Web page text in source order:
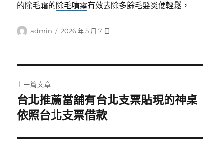
的除毛霜的除毛噴霧有效去除多餘毛髮炎便輕鬆，
作
admin
發
2026 年 5 月 7 日
章
導
覽
上一篇文章
上
一
文
台北推薦當舖有台北支票貼現的神桌
依照台北支票借款